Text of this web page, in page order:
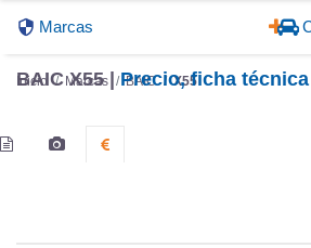
Marcas
Inicio Marcas BAIC X55
BAIC X55 |Precio, ficha